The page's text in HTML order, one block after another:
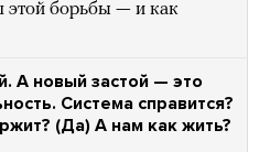
этой борьбы — и как
А новый застой — это
Система справится?
(Да) А нам как жить?